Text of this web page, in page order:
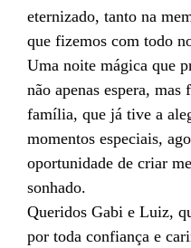
eternizado, tanto na
que fizemos com todo
Uma noite mágica que
não apenas espera,
família, que já tive a
momentos especiais,
oportunidade de criar
sonhado.
Queridos Gabi e Luiz,
por toda confiança e